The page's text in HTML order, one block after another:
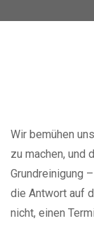
Wir bemühen
zu machen, und
Grundreinigung
die Antwort auf
nicht, einen